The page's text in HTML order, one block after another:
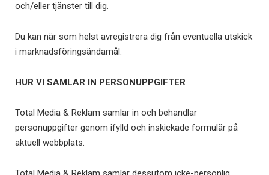
och/eller tjänster till dig.
Du kan när som helst avregistrera dig från eventuella utskick
i marknadsföringsändamål.
HUR VI SAMLAR IN PERSONUPPGIFTER
Total Media & Reklam samlar in och behandlar
personuppgifter genom ifylld och inskickade formulär på
aktuell webbplats.